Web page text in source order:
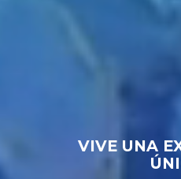
VIVE UNA